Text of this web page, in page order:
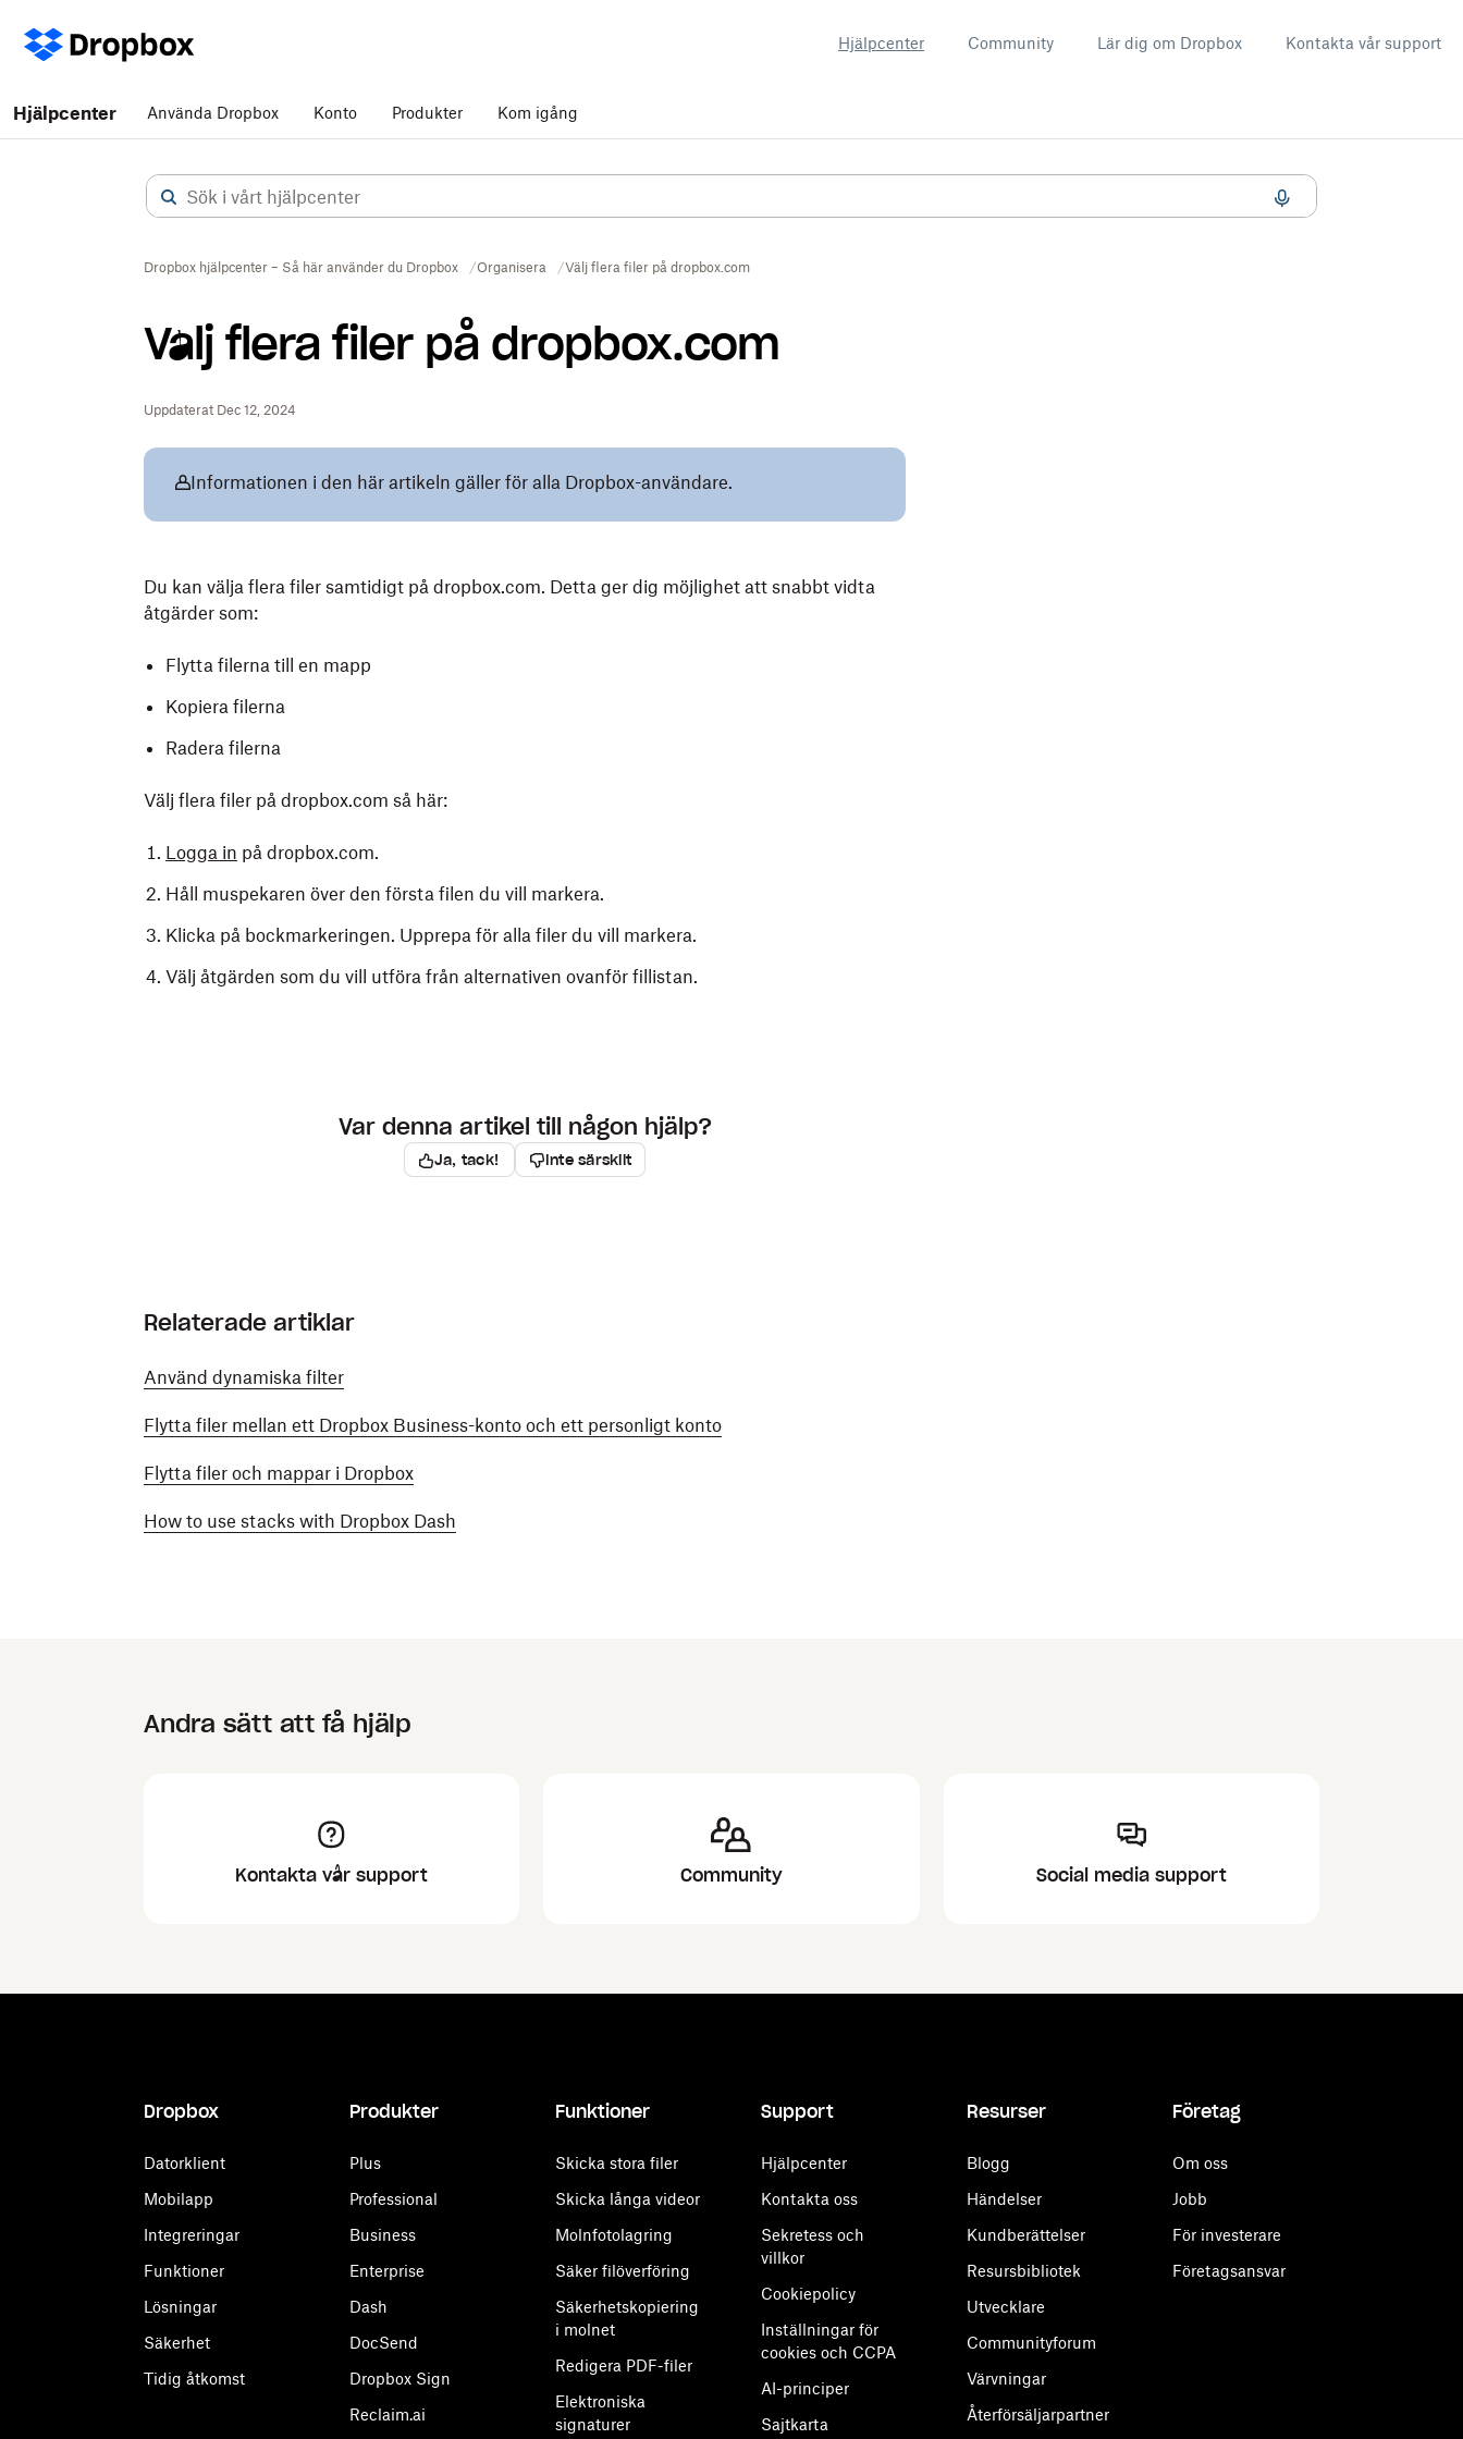
Hjälpcenter Community Lär dig om Dropbox Kontakta vår support
Hjälpcenter Använda Dropbox Konto Produkter Kom igång
Dropbox hjälpcenter – Så här använder du Dropbox Organisera Välj flera filer på dropbox.com
Välj flera filer på dropbox.com
Uppdaterat Dec 12, 2024
Informationen i den här artikeln gäller för alla Dropbox-användare.
Du kan välja flera filer samtidigt på dropbox.com. Detta ger dig möjlighet att snabbt vidta
åtgärder som:
Flytta filerna till en mapp
Kopiera filerna
Radera filerna
Välj flera filer på dropbox.com så här:
Logga in på dropbox.com.
Håll muspekaren över den första filen du vill markera.
Klicka på bockmarkeringen. Upprepa för alla filer du vill markera.
Välj åtgärden som du vill utföra från alternativen ovanför fillistan.
Var denna artikel till någon hjälp?
Ja, tack! Inte särskilt
Relaterade artiklar
Använd dynamiska filter
Flytta filer mellan ett Dropbox Business-konto och ett personligt konto
Flytta filer och mappar i Dropbox
How to use stacks with Dropbox Dash
Andra sätt att få hjälp
Kontakta vår support Community Social media support
Dropbox
Datorklient
Mobilapp
Integreringar
Funktioner
Lösningar
Säkerhet
Tidig åtkomst
Produkter
Plus
Professional
Business
Enterprise
Dash
DocSend
Dropbox Sign
Reclaim.ai
Funktioner
Skicka stora filer
Skicka långa videor
Molnfotolagring
Säker filöverföring
Säkerhetskopiering
i molnet
Redigera PDF-filer
Elektroniska
signaturer
Support
Hjälpcenter
Kontakta oss
Sekretess och
villkor
Cookiepolicy
Inställningar för
cookies och CCPA
AI-principer
Sajtkarta
Resurser
Blogg
Händelser
Kundberättelser
Resursbibliotek
Utvecklare
Communityforum
Värvningar
Återförsäljarpartner
Företag
Om oss
Jobb
För investerare
Företagsansvar